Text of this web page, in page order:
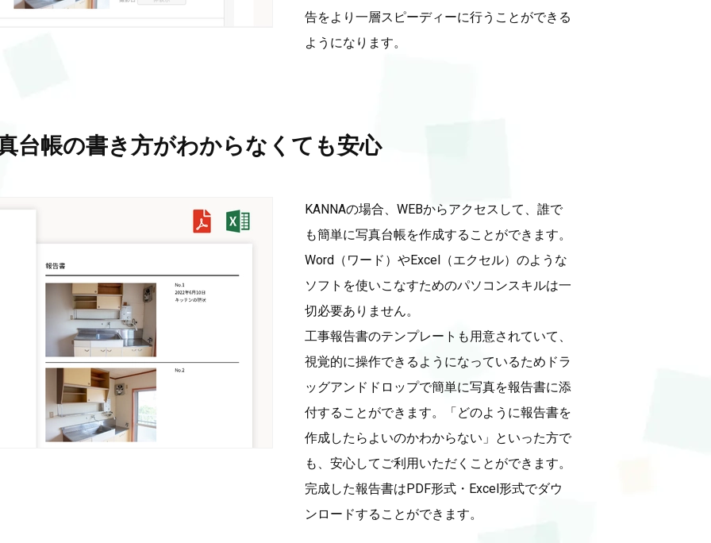
告をより一層スピーディーに行うことができる
ようになります。
台帳の書き方がわからなくても安心
KANNAの場合、WEBからアクセスして、誰で
も簡単に写真台帳を作成することができます。
Word（ワード）やExcel（エクセル）のような
ソフトを使いこなすためのパソコンスキルは一
切必要ありません。
工事報告書のテンプレートも用意されていて、
視覚的に操作できるようになっているためドラ
ッグアンドドロップで簡単に写真を報告書に添
付することができます。「どのように報告書を
作成したらよいのかわからない」といった方で
も、安心してご利用いただくことができます。
完成した報告書はPDF形式・Excel形式でダウ
ンロードすることができます。